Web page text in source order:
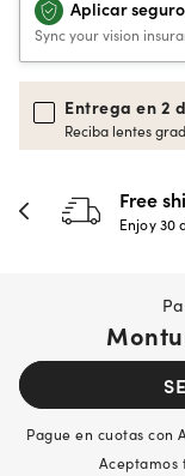
Aplicar
Sync your vision
Entrega en 2
Reciba lentes
Free
Enjoy 30
Pague en cuotas con
Aceptamos